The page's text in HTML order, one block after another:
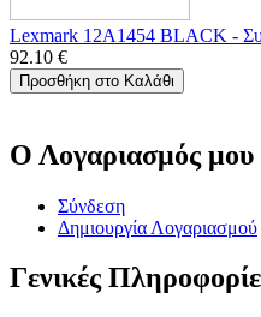
Lexmark 12A1454 BLACK -
92.10 €
Προσθήκη στο Καλάθι
Ο Λογαριασμός μου
Σύνδεση
Δημιουργία Λογαριασμού
Γενικές